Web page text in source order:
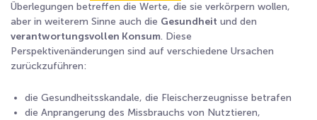
Überlegungen betreffen die Werte, die sie verkörpern wollen,
aber in weiterem Sinne auch die Gesundheit und den
verantwortungsvollen Konsum. Diese
Perspektivenänderungen sind auf verschiedene Ursachen
zurückzuführen:
die Gesundheitsskandale, die Fleischerzeugnisse betrafen
die Anprangerung des Missbrauchs von Nutztieren,